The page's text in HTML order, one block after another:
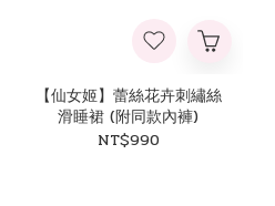
【仙女姬】蕾絲花卉刺繡絲
滑睡裙 (附同款內褲)
NT$990